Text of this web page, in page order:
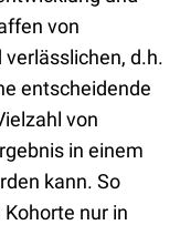
von
d.h.
entscheidende
von
in einem
kann. So
nur in